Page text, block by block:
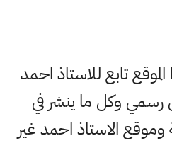
تابع للاستاذ احمد
وكل ما ينشر في
وموقع الاستاذ احمد غير